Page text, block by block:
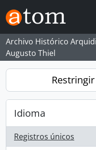
Skip to main content
Archivo Histórico
Augusto Thiel
Idioma
Registros únicos
, 3489 resultados